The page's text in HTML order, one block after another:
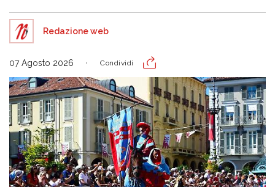
Redazione web
07 Agosto 2026 Condividi